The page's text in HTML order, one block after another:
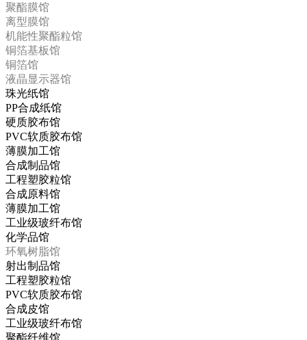
聚酯膜馆
离型膜馆
机能性聚酯粒馆
铜箔基板馆
铜箔馆
液晶显示器馆
珠光纸馆
PP合成纸馆
硬质胶布馆
PVC软质胶布馆
薄膜加工馆
合成制品馆
工程塑胶粒馆
合成原料馆
薄膜加工馆
工业级玻纤布馆
化学品馆
环氧树脂馆
射出制品馆
工程塑胶粒馆
PVC软质胶布馆
合成皮馆
工业级玻纤布馆
聚酯纤维馆